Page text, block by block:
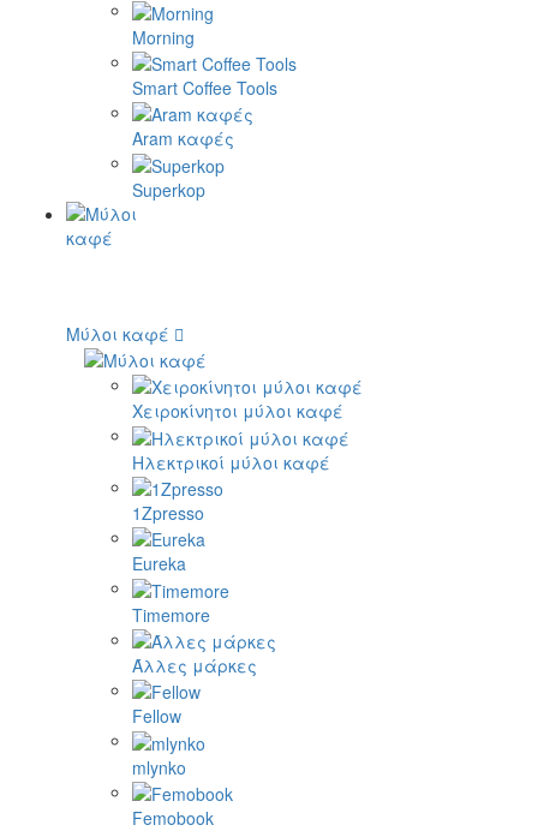
Morning
Smart Coffee Tools
Aram καφές
Superkop
Μύλοι καφέ
Χειροκίνητοι μύλοι καφέ
Ηλεκτρικοί μύλοι καφέ
1Zpresso
Eureka
Timemore
Άλλες μάρκες
Fellow
mlynko
Femobook